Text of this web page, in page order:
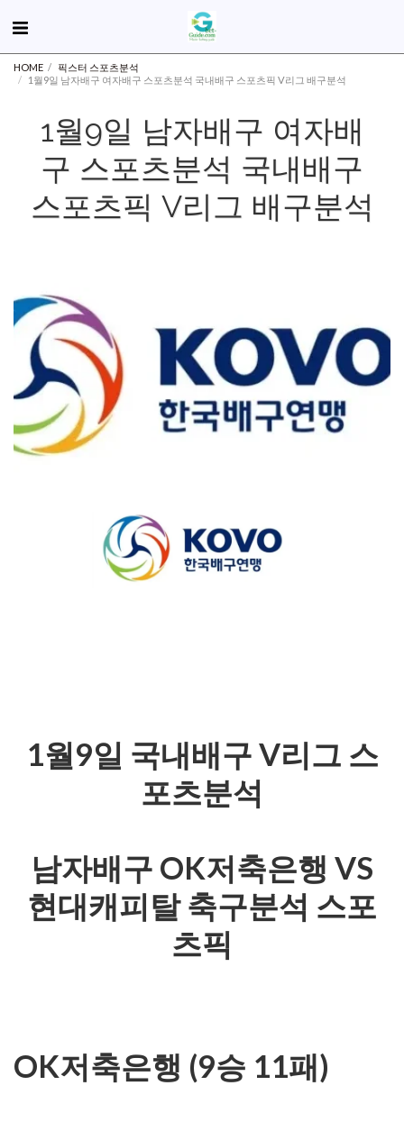
HOME
픽스터 스포츠분석
1월9일 남자배구 여자배구 스포츠분석 국내배구 스포츠픽 V리그 배구분석
1월9일 남자배구 여자배
구 스포츠분석 국내배구
스포츠픽 V리그 배구분석
1월9일 국내배구 V리그 스
포츠분석
남자배구 OK저축은행 VS
현대캐피탈 축구분석 스포
츠픽
OK저축은행 (9승 11패)